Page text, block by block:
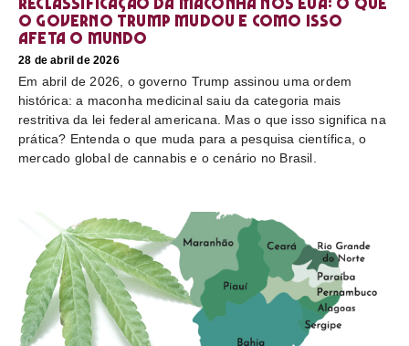
o governo Trump mudou e como isso
afeta o mundo
28 de abril de 2026
Em abril de 2026, o governo Trump assinou uma ordem
histórica: a maconha medicinal saiu da categoria mais
restritiva da lei federal americana. Mas o que isso significa na
prática? Entenda o que muda para a pesquisa científica, o
mercado global de cannabis e o cenário no Brasil.